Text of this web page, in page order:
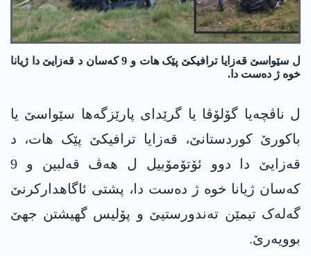
ل سێواسێ قەزایا ترافیكێ پێک ھات و 9 کەسان د قەزایێ دا ژیانا
خوە ژ دەست دا.
ل ناڤچەیا گۆلۆڤا یا گرێدای پارێزگه‌ها سێواسێ یا
باكورێ كوردستانێ، قەزایا ترافیكێ پێک ھات، د
قەزایێ دا دوو ئۆتۆمۆبیل ل ھەڤ قەلبین و 9
کەسان ژیانا خوە ژ دەست دا، پشتی ئاگاھدارکرنێ
گەلەک تیمێن تەندورستیێ و پۆلیس گهیشتن جھێ
بوویەرێ.